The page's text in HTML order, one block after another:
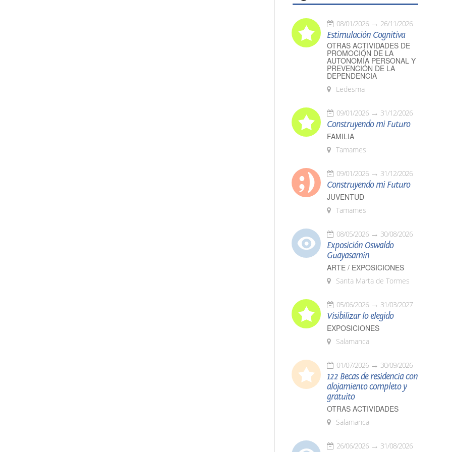
08/01/2026 26/11/2026
Estimulación Cognitiva
OTRAS ACTIVIDADES DE
PROMOCIÓN DE LA
AUTONOMÍA PERSONAL Y
PREVENCIÓN DE LA
DEPENDENCIA
Ledesma
09/01/2026 31/12/2026
Construyendo mi Futuro
FAMILIA
Tamames
09/01/2026 31/12/2026
Construyendo mi Futuro
JUVENTUD
Tamames
08/05/2026 30/08/2026
Exposición Oswaldo
Guayasamín
ARTE / EXPOSICIONES
Santa Marta de Tormes
05/06/2026 31/03/2027
Visibilizar lo elegido
EXPOSICIONES
Salamanca
01/07/2026 30/09/2026
122 Becas de residencia con
alojamiento completo y
gratuito
OTRAS ACTIVIDADES
Salamanca
26/06/2026 31/08/2026